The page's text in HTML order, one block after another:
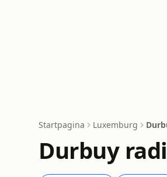
Startpagina Luxemburg
Durbuy